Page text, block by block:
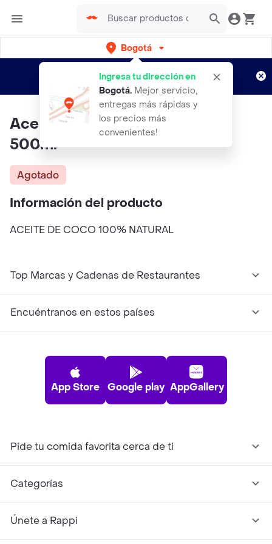
Bogotá
Ingresa tu dirección en
Bogotá. Mejor servicio,
entregas más rápidas y
los precios más
convenientes!
envíos gratis por semanas
Aplican TyC
Aceite De Coco 100% Natural
500ml
Agotado
Información del producto
ACEITE DE COCO 100% NATURAL
Top Marcas y Cadenas de Restaurantes
Encuéntranos en estos países
App Store Google play AppGallery
Pide tu comida favorita cerca de ti
Categorías
Únete a Rappi